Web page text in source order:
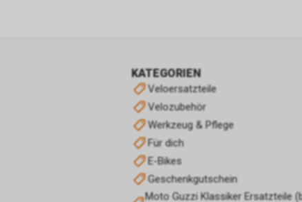
KATEGORIEN
Veloersatzteile
Velozubehör
Werkzeug & Pflege
Für dich
E-Bikes
Geschenkgutschein
Moto Guzzi Klassiker Ersatzteile